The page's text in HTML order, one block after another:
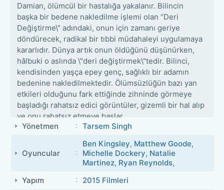
Damian, ölümcül bir hastalığa yakalanır. Bilincin
başka bir bedene nakledilme işlemi olan “Deri
Değiştirme\" adındaki, onun için zamanı geriye
döndürecek, radikal bir tıbbi müdahaleyi uygulamaya
kararlıdır. Dünya artık onun öldüğünü düşünürken,
hâlbuki o aslında \"deri değiştirmek\"tedir. Bilinci,
kendisinden yaşça epey genç, sağlıklı bir adamın
bedenine nakledilmektedir. Ölümsüzlüğün bazı yan
etkileri olduğunu fark ettiğinde zihninde görmeye
başladığı rahatsız edici görüntüler, gizemli bir hal alıp
ve onu rahatsız etmeye başlar.
Yönetmen
Tarsem Singh
Oyuncular
Ben Kingsley, Matthew Goode,
Michelle Dockery, Natalie
Martinez, Ryan Reynolds,
Yapım
2015 Filmleri